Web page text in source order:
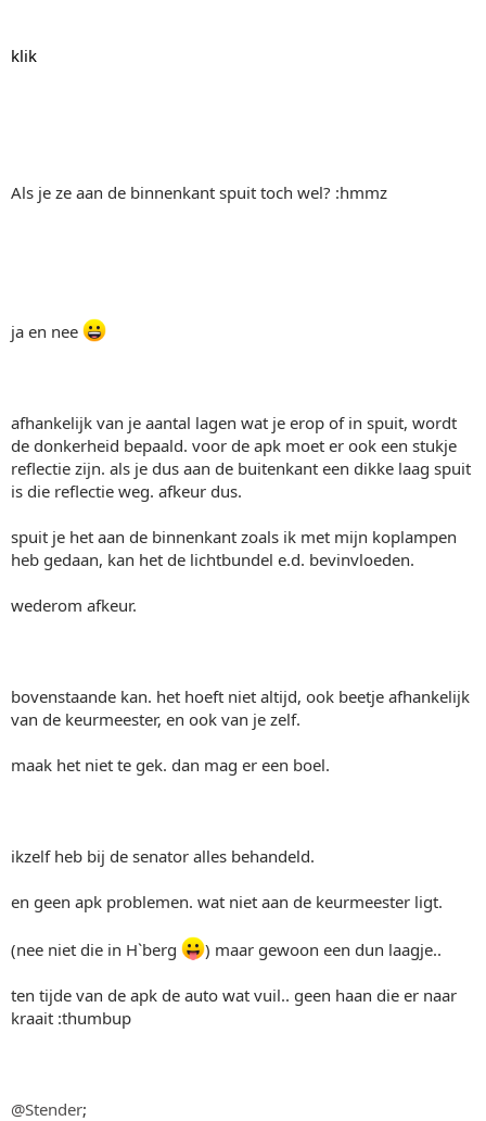
klik
Als je ze aan de binnenkant spuit toch wel? :hmmz
ja en nee
afhankelijk van je aantal lagen wat je erop of in spuit, wordt
de donkerheid bepaald. voor de apk moet er ook een stukje
reflectie zijn. als je dus aan de buitenkant een dikke laag spuit
is die reflectie weg. afkeur dus.
spuit je het aan de binnenkant zoals ik met mijn koplampen
heb gedaan, kan het de lichtbundel e.d. bevinvloeden.
wederom afkeur.
bovenstaande kan. het hoeft niet altijd, ook beetje afhankelijk
van de keurmeester, en ook van je zelf.
maak het niet te gek. dan mag er een boel.
ikzelf heb bij de senator alles behandeld.
en geen apk problemen. wat niet aan de keurmeester ligt.
(nee niet die in H`berg ) maar gewoon een dun laagje..
ten tijde van de apk de auto wat vuil.. geen haan die er naar
kraait :thumbup
@Stender;